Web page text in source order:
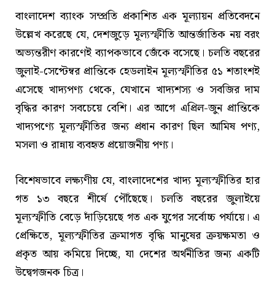
বাংলাদেশ ব্যাংক সম্প্রতি প্রকাশিত এক মূল্যায়ন প্রতিবেদনে
উল্লেখ করেছে যে, দেশজুড়ে মূল্যস্ফীতি আন্তর্জাতিক নয় বরং
অভ্যন্তরীণ কারণেই ব্যাপকভাবে জেঁকে বসেছে। চলতি বছরের
জুলাই-সেপ্টেম্বর প্রান্তিকে হেডলাইন মূল্যস্ফীতির ৫১ শতাংশই
এসেছে খাদ্যপণ্য থেকে, যেখানে খাদ্যশস্য ও সবজির দাম
বৃদ্ধির কারণ সবচেয়ে বেশি। এর আগে এপ্রিল-জুন প্রান্তিকে
খাদ্যপণ্যে মূল্যস্ফীতির জন্য প্রধান কারণ ছিল আমিষ পণ্য,
মসলা ও রান্নায় ব্যবহৃত প্রয়োজনীয় পণ্য।
বিশেষভাবে লক্ষ্যণীয় যে, বাংলাদেশের খাদ্য মূল্যস্ফীতির হার
গত ১৩ বছরে শীর্ষে পৌঁছেছে। চলতি বছরের জুলাইয়ে
মূল্যস্ফীতি বেড়ে দাঁড়িয়েছে গত এক যুগের সর্বোচ্চ পর্যায়ে। এ
প্রেক্ষিতে, মূল্যস্ফীতির ক্রমাগত বৃদ্ধি মানুষের ক্রয়ক্ষমতা ও
প্রকৃত আয় কমিয়ে দিচ্ছে, যা দেশের অর্থনীতির জন্য একটি
উদ্বেগজনক চিত্র।